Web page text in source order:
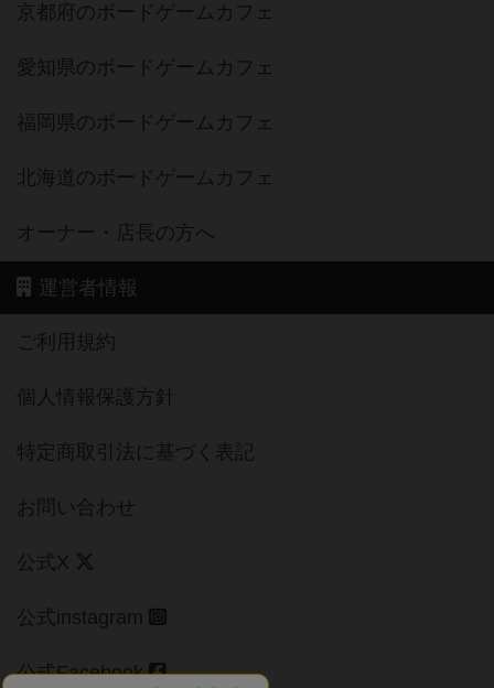
京都府のボードゲームカフェ
愛知県のボードゲームカフェ
福岡県のボードゲームカフェ
北海道のボードゲームカフェ
オーナー・店長の方へ
運営者情報
ご利用規約
個人情報保護方針
特定商取引法に基づく表記
お問い合わせ
公式X
公式instagram
公式Facebook